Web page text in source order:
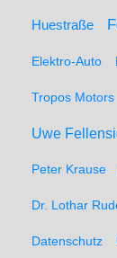
Huestraße
Elektro-Auto
Tropos Motors
Uwe
Peter Krause
Dr. Lothar
Datenschutz